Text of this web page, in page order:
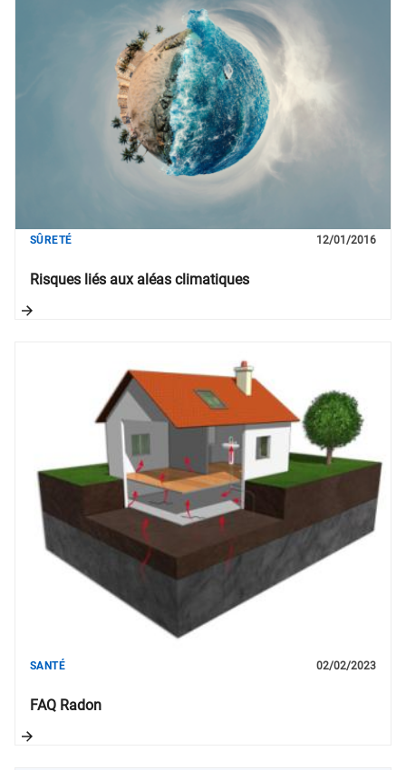
Risques liés aux aléas climatiques
SÛRETÉ 12/01/2016
FAQ Radon
SANTÉ 02/02/2023